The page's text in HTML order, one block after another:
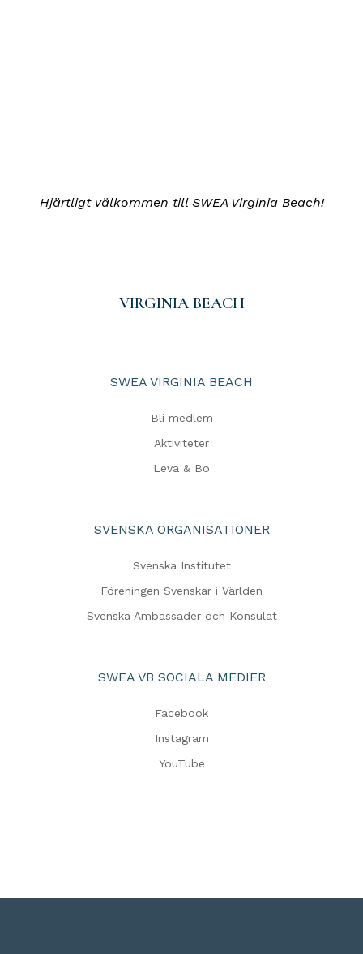
Hjärtligt välkommen till SWEA Virginia Beach!
VIRGINIA BEACH
SWEA VIRGINIA BEACH
Bli medlem
Aktiviteter
Leva & Bo
SVENSKA ORGANISATIONER
Svenska Institutet
Föreningen Svenskar i Världen
Svenska Ambassader och Konsulat
SWEA VB SOCIALA MEDIER
Facebook
Instagram
YouTube